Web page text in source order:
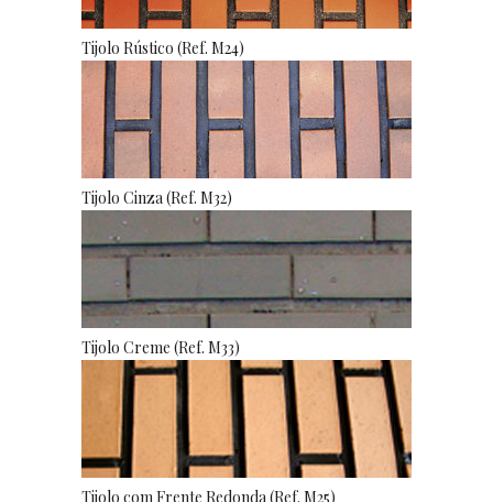
Tijolo Rústico (Ref. M24)
Tijolo Cinza (Ref. M32)
Tijolo Creme (Ref. M33)
Tijolo com Frente Redonda (Ref. M25)